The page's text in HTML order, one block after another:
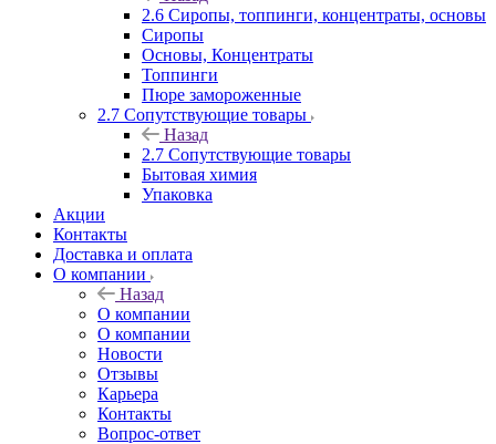
2.6 Сиропы, топпинги, концентраты, основы
Сиропы
Основы, Концентраты
Топпинги
Пюре замороженные
2.7 Сопутствующие товары
Назад
2.7 Сопутствующие товары
Бытовая химия
Упаковка
Акции
Контакты
Доставка и оплата
О компании
Назад
О компании
О компании
Новости
Отзывы
Карьера
Контакты
Вопрос-ответ